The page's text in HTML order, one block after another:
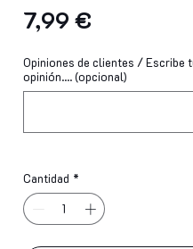
7,99 €
Opiniones de clientes / Escribe
opinión.... (opcional)
Cantidad *